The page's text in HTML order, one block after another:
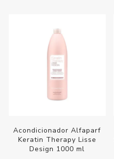
Acondicionador Alfaparf
Keratin Therapy Lisse
Design 1000 ml